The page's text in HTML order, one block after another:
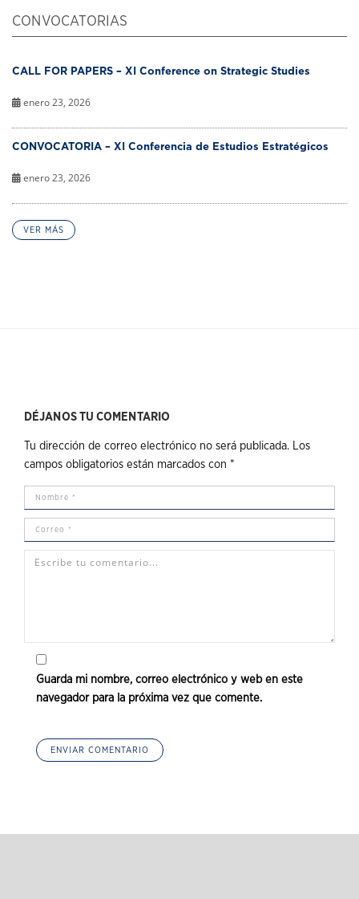
CONVOCATORIAS
CALL FOR PAPERS – XI Conference on Strategic Studies
enero 23, 2026
CONVOCATORIA – XI Conferencia de Estudios Estratégicos
enero 23, 2026
VER MÁS
DÉJANOS TU COMENTARIO
Tu dirección de correo electrónico no será publicada. Los
campos obligatorios están marcados con *
Guarda mi nombre, correo electrónico y web en este
navegador para la próxima vez que comente.